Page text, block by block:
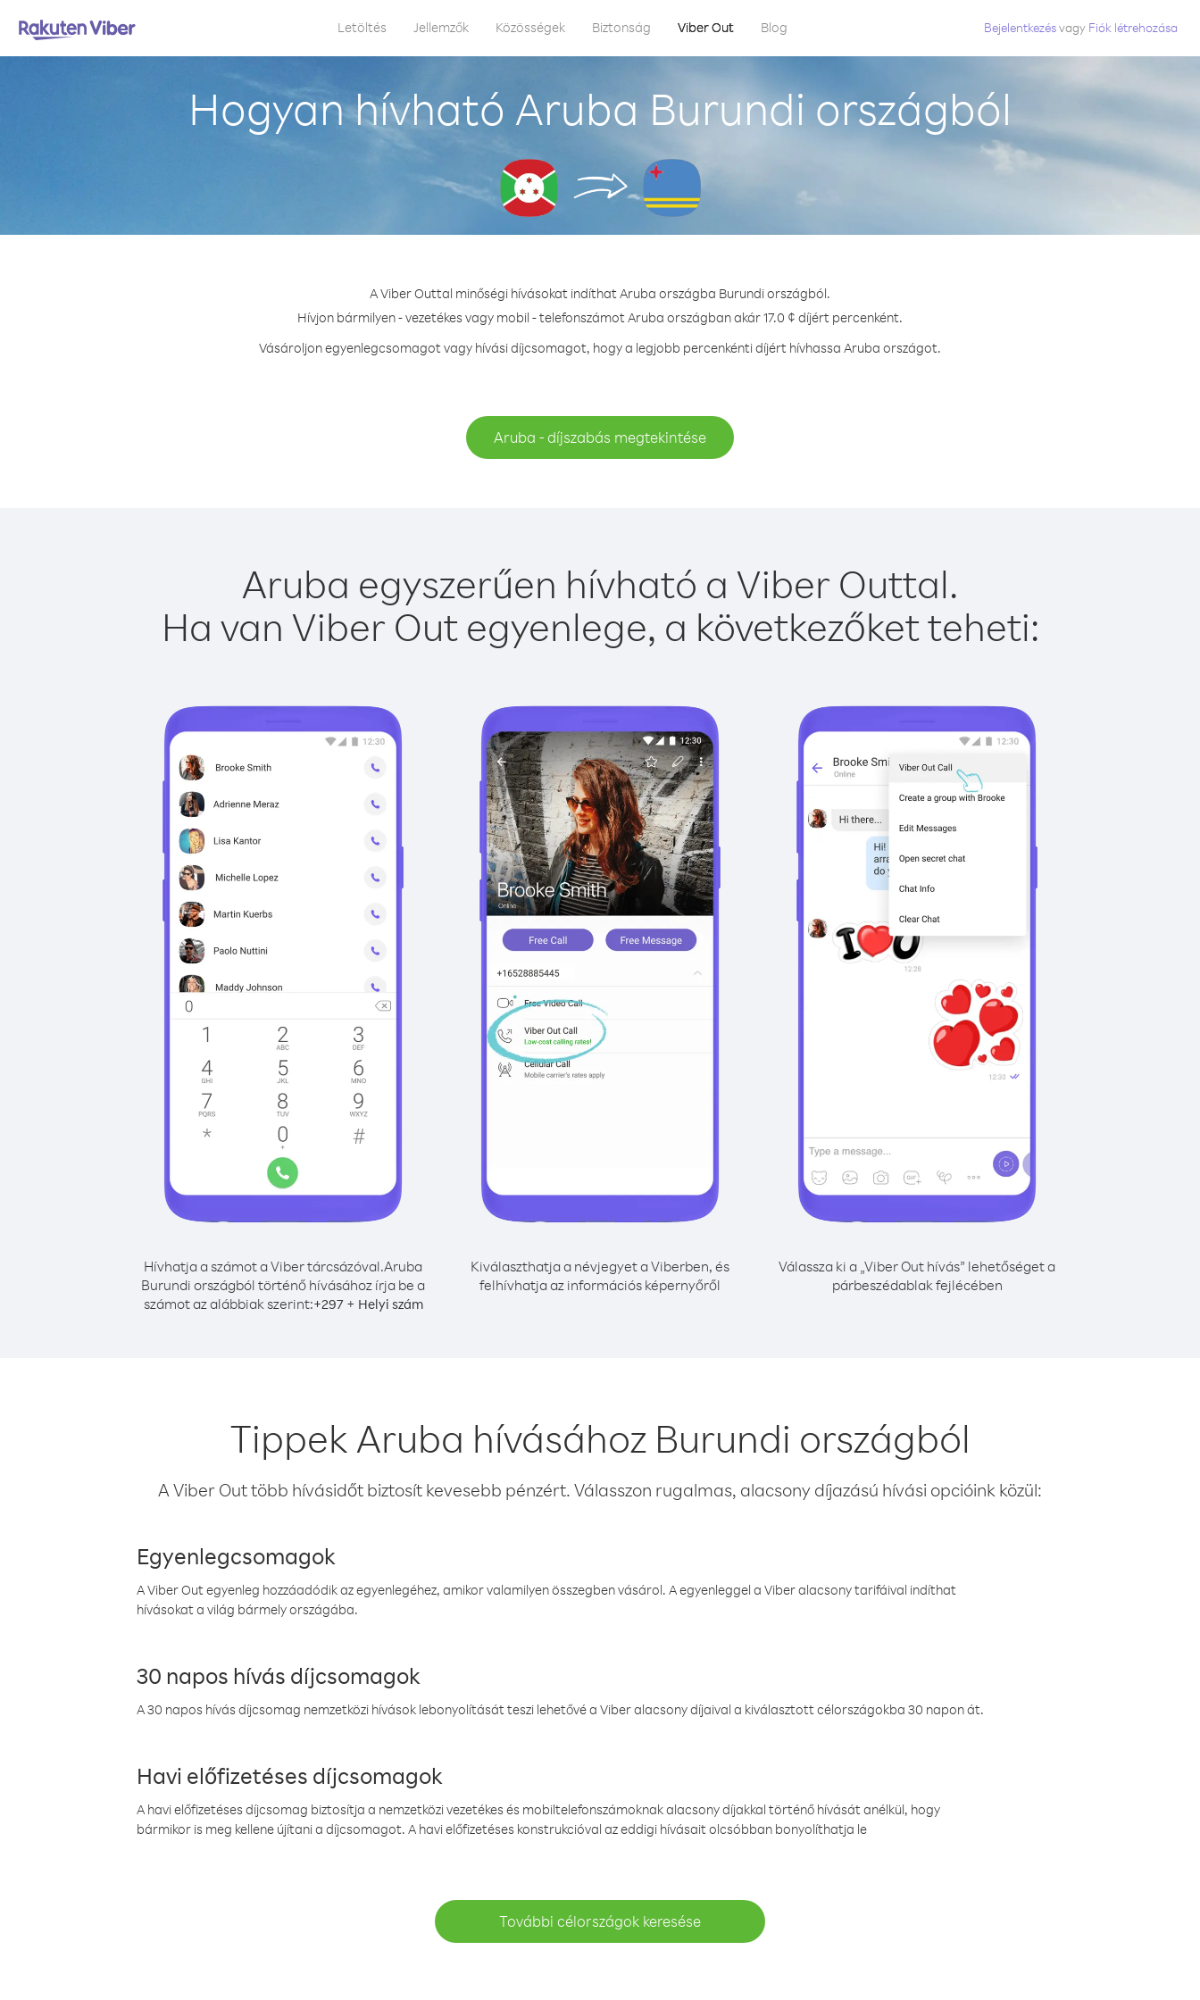
Letöltés Jellemzők Közösségek Biztonság Viber Out Blog Bejelentkezésvagy Fiók létrehozása
Hogyan hívható Aruba Burundi országból
A Viber Outtal minőségi hívásokat indíthat Aruba országba Burundi országból.
Hívjon bármilyen - vezetékes vagy mobil - telefonszámot Aruba országban akár 17.0 ¢ díjért percenként.
Vásároljon egyenlegcsomagot vagy hívási díjcsomagot, hogy a legjobb percenkénti díjért hívhassa Aruba országot.
Aruba - díjszabás megtekintése
Aruba egyszerűen hívható a Viber Outtal.
Ha van Viber Out egyenlege, a következőket teheti:
Hívhatja a számot a Viber tárcsázóval.Aruba
Burundi országból történő hívásához írja be a
számot az alábbiak szerint:+297+ Helyi szám
Kiválaszthatja a névjegyet a Viberben, és
felhívhatja az információs képernyőről
Válassza ki a „Viber Out hívás” lehetőséget a
párbeszédablak fejlécében
Tippek Aruba hívásához Burundi országból
A Viber Out több hívásidőt biztosít kevesebb pénzért. Válasszon rugalmas, alacsony díjazású hívási opcióink közül:
Egyenlegcsomagok
A Viber Out egyenleg hozzáadódik az egyenlegéhez, amikor valamilyen összegben vásárol. A egyenleggel a Viber alacsony tarifáival indíthat
hívásokat a világ bármely országába.
30 napos hívás díjcsomagok
A 30 napos hívás díjcsomag nemzetközi hívások lebonyolítását teszi lehetővé a Viber alacsony díjaival a kiválasztott célországokba 30 napon át.
Havi előfizetéses díjcsomagok
A havi előfizetéses díjcsomag biztosítja a nemzetközi vezetékes és mobiltelefonszámoknak alacsony díjakkal történő hívását anélkül, hogy
bármikor is meg kellene újítani a díjcsomagot. A havi előfizetéses konstrukcióval az eddigi hívásait olcsóbban bonyolíthatja le
További célországok keresése